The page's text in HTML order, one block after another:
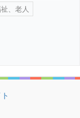
、老人